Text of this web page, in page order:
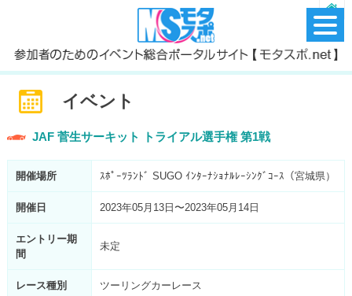
イベント
JAF 菅生サーキット トライアル選手権 第1戦
開催場所 ｽﾎﾟｰﾂﾗﾝﾄﾞ SUGO ｲﾝﾀｰﾅｼｮﾅﾙﾚｰｼﾝｸﾞｺｰｽ（宮城県）
開催日 2023年05月13日〜2023年05月14日
エントリー期
間
未定
レース種別 ツーリングカーレース